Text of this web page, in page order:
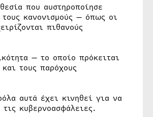
που αυστηροποίησε
κανονισμούς — όπως οι
πιθανούς
— το οποίο πρόκειται
τους παρόχους
αυτά έχει κινηθεί για να
κυβερνοασφάλειες.